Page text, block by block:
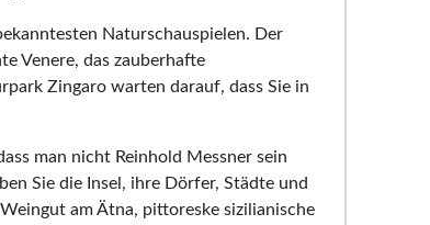
Naturschauspielen. Der
Venere, das zauberhafte
Zingaro warten darauf, dass Sie in
man nicht Reinhold Messner sein
Sie die Insel, ihre Dörfer, Städte und
am Ätna, pittoreske sizilianische